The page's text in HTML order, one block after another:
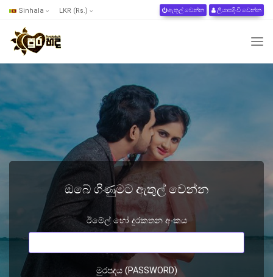
Sinhala LKR (Rs.) ඇතුල් වෙන්න ලියාපදිංචි වෙන්න
ඔබේ ගිණුමට ඇතුල් වෙන්න
ඊමේල් හෝ දුරකතන අංකය
මුරපදය (PASSWORD)